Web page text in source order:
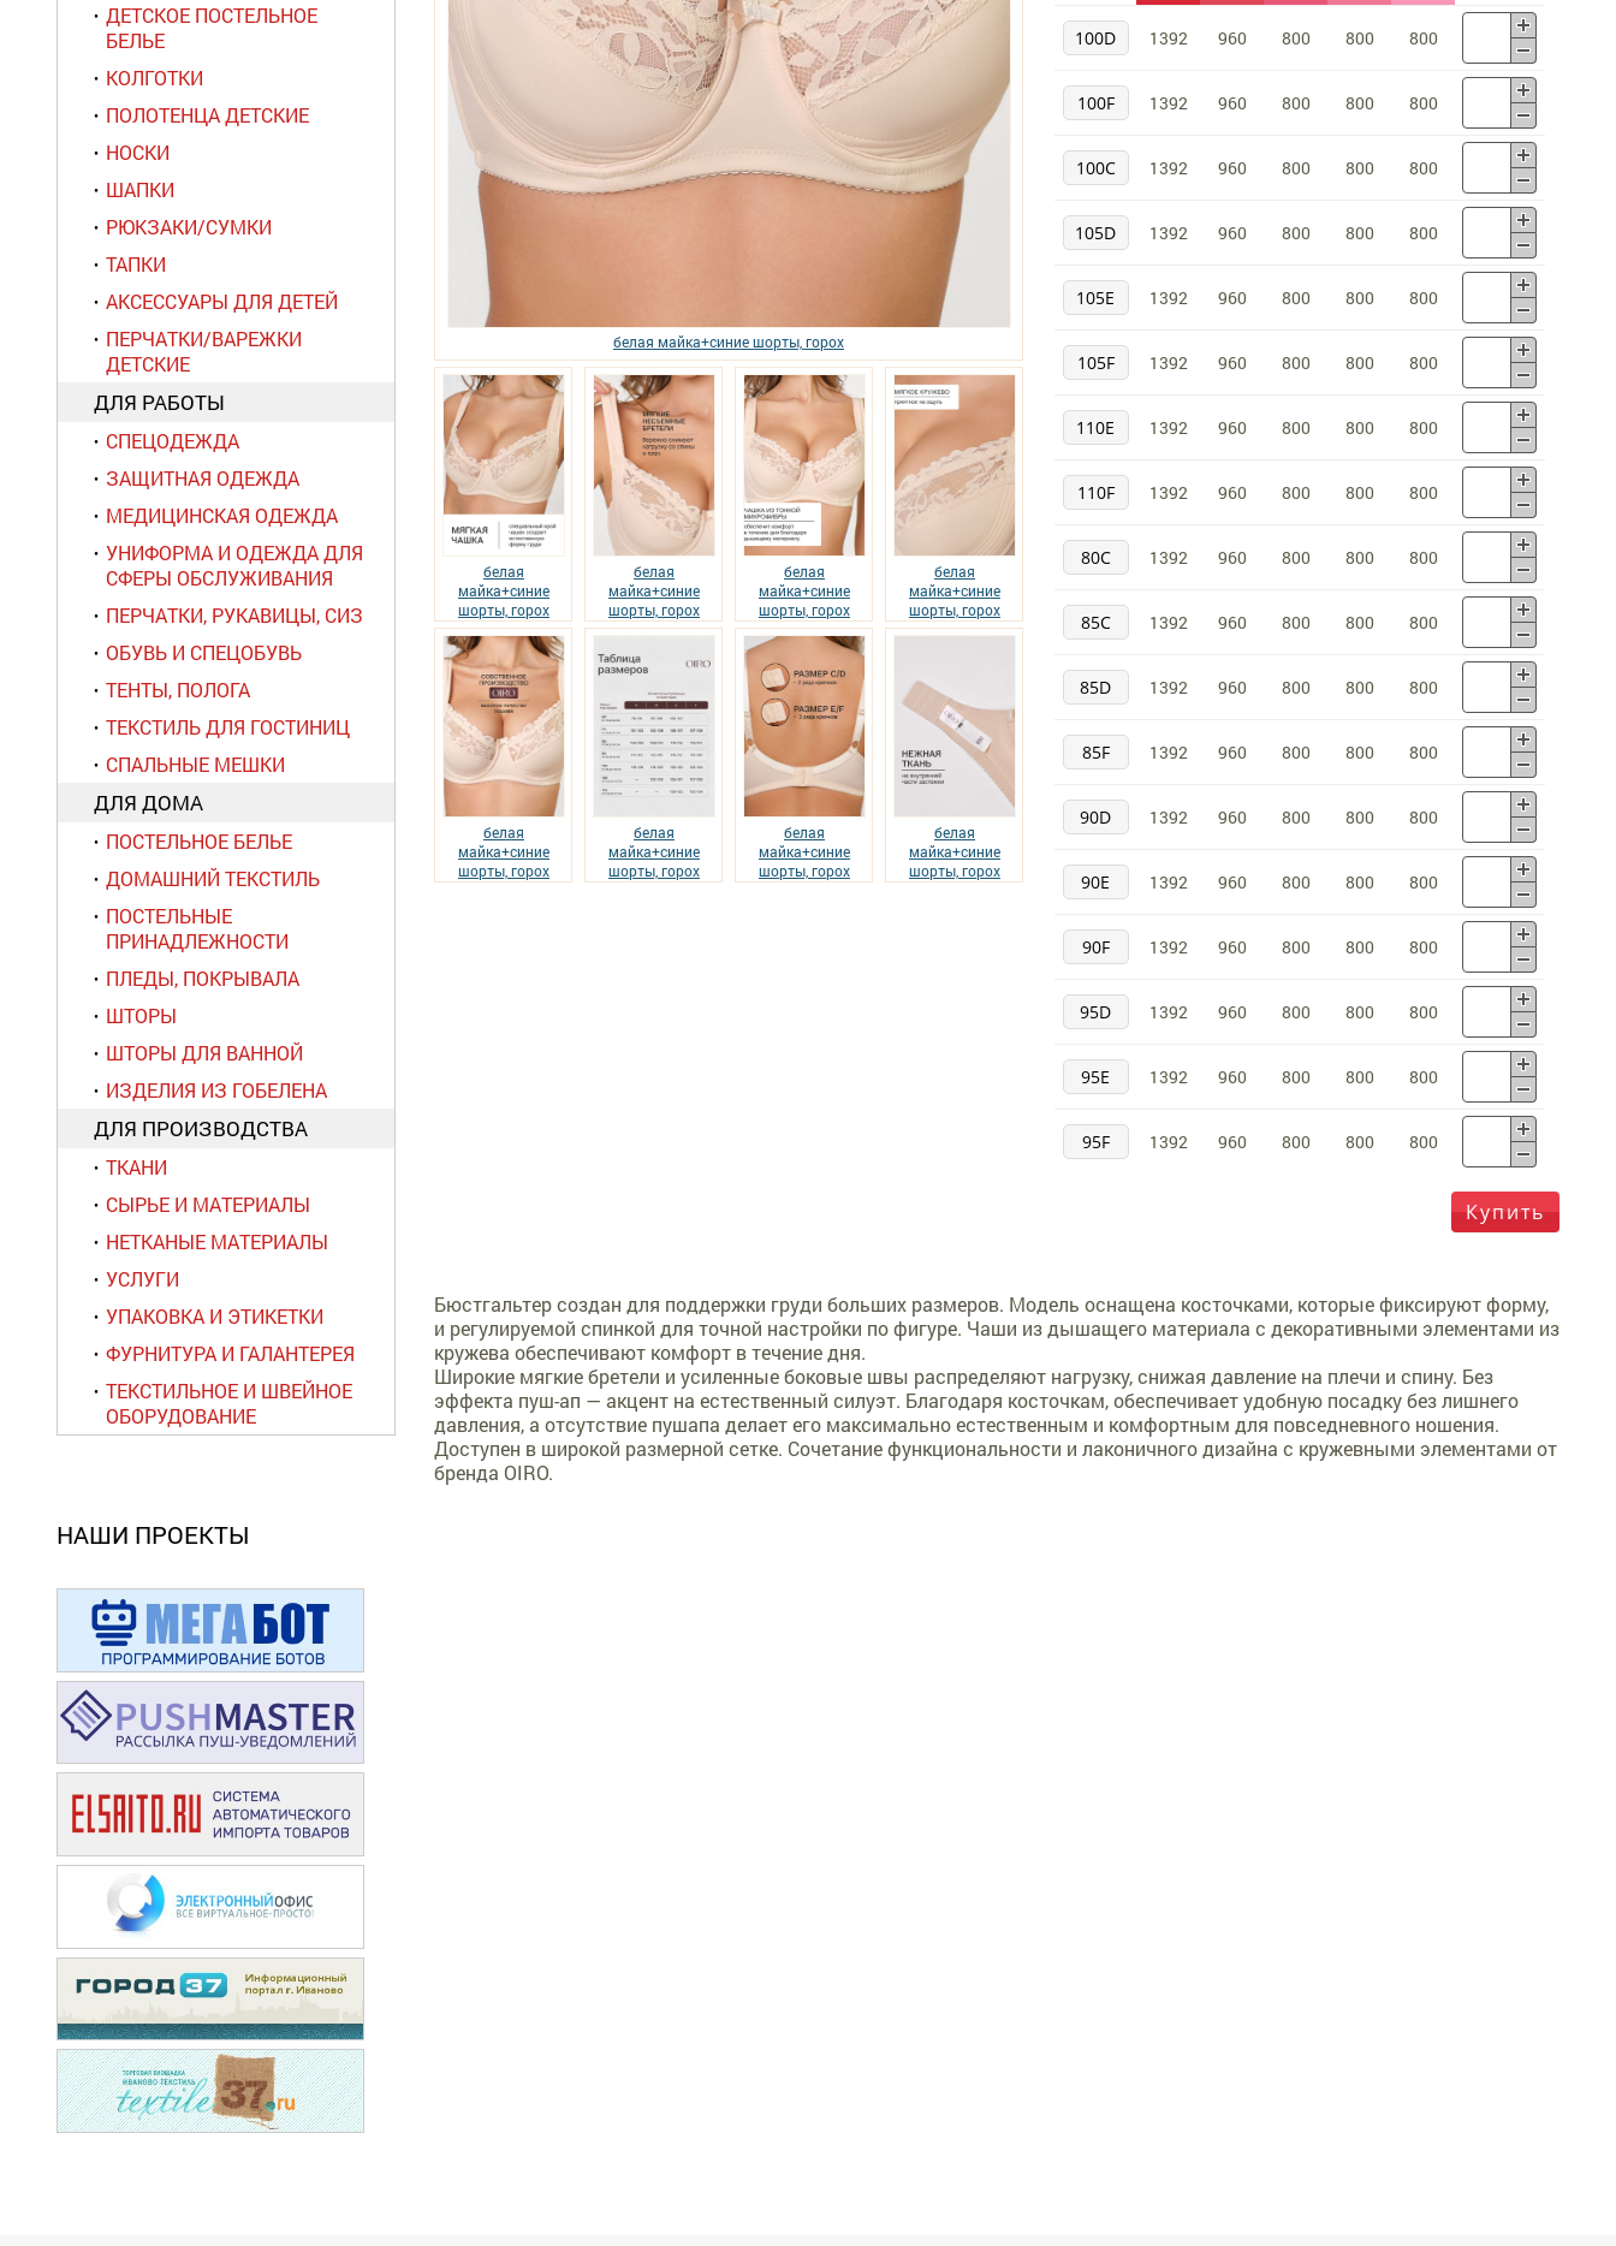
ДЕТСКОЕ ПОСТЕЛЬНОЕ
БЕЛЬЕ
КОЛГОТКИ
ПОЛОТЕНЦА ДЕТСКИЕ
НОСКИ
ШАПКИ
РЮКЗАКИ/СУМКИ
ТАПКИ
АКСЕССУАРЫ ДЛЯ ДЕТЕЙ
ПЕРЧАТКИ/ВАРЕЖКИ
ДЕТСКИЕ
ДЛЯ РАБОТЫ
СПЕЦОДЕЖДА
ЗАЩИТНАЯ ОДЕЖДА
МЕДИЦИНСКАЯ ОДЕЖДА
УНИФОРМА И ОДЕЖДА ДЛЯ
СФЕРЫ ОБСЛУЖИВАНИЯ
ПЕРЧАТКИ, РУКАВИЦЫ, СИЗ
ОБУВЬ И СПЕЦОБУВЬ
ТЕНТЫ, ПОЛОГА
ТЕКСТИЛЬ ДЛЯ ГОСТИНИЦ
СПАЛЬНЫЕ МЕШКИ
ДЛЯ ДОМА
ПОСТЕЛЬНОЕ БЕЛЬЕ
ДОМАШНИЙ ТЕКСТИЛЬ
ПОСТЕЛЬНЫЕ
ПРИНАДЛЕЖНОСТИ
ПЛЕДЫ, ПОКРЫВАЛА
ШТОРЫ
ШТОРЫ ДЛЯ ВАННОЙ
ИЗДЕЛИЯ ИЗ ГОБЕЛЕНА
ДЛЯ ПРОИЗВОДСТВА
ТКАНИ
СЫРЬЕ И МАТЕРИАЛЫ
НЕТКАНЫЕ МАТЕРИАЛЫ
УСЛУГИ
УПАКОВКА И ЭТИКЕТКИ
ФУРНИТУРА И ГАЛАНТЕРЕЯ
ТЕКСТИЛЬНОЕ И ШВЕЙНОЕ
ОБОРУДОВАНИЕ
НАШИ ПРОЕКТЫ
белая майка+синие шорты, горох
белая
майка+синие
шорты, горох
белая
майка+синие
шорты, горох
белая
майка+синие
шорты, горох
белая
майка+синие
шорты, горох
белая
майка+синие
шорты, горох
белая
майка+синие
шорты, горох
белая
майка+синие
шорты, горох
белая
майка+синие
шорты, горох
100D 1392 960 800 800 800
100F 1392 960 800 800 800
100С 1392 960 800 800 800
105D 1392 960 800 800 800
105E 1392 960 800 800 800
105F 1392 960 800 800 800
110E 1392 960 800 800 800
110F 1392 960 800 800 800
80С 1392 960 800 800 800
85C 1392 960 800 800 800
85D 1392 960 800 800 800
85F 1392 960 800 800 800
90D 1392 960 800 800 800
90E 1392 960 800 800 800
90F 1392 960 800 800 800
95D 1392 960 800 800 800
95E 1392 960 800 800 800
95F 1392 960 800 800 800
Купить
Бюстгальтер создан для поддержки груди больших размеров. Модель оснащена косточками, которые фиксируют форму,
и регулируемой спинкой для точной настройки по фигуре. Чаши из дышащего материала с декоративными элементами из
кружева обеспечивают комфорт в течение дня.
Широкие мягкие бретели и усиленные боковые швы распределяют нагрузку, снижая давление на плечи и спину. Без
эффекта пуш-ап — акцент на естественный силуэт. Благодаря косточкам, обеспечивает удобную посадку без лишнего
давления, а отсутствие пушапа делает его максимально естественным и комфортным для повседневного ношения.
Доступен в широкой размерной сетке. Сочетание функциональности и лаконичного дизайна с кружевными элементами от
бренда OIRO.